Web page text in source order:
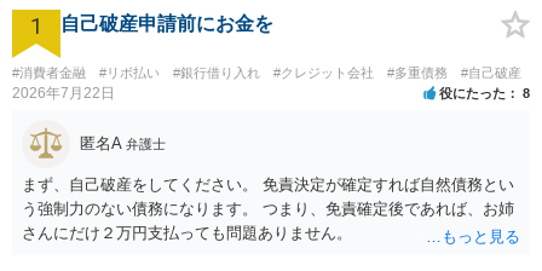
1 自己破産申請前にお金を
#消費者金融 #リボ払い #銀行借り入れ #クレジット会社 #多重債務 #自己破産
2026年7月22日 役にたった 8
匿名A 弁護士
まず、自己破産をしてください。 免責決定が確定すれば自然債務とい
う強制力のない債務になります。 つまり、免責確定後であれば、お姉
さんにだけ２万円支払っても問題ありません。